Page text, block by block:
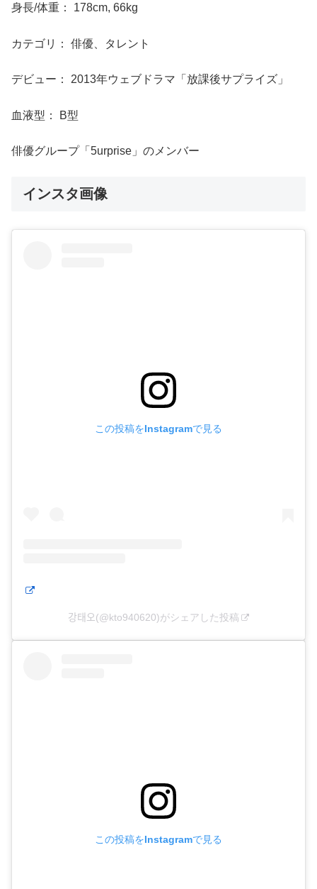
身長/体重： 178cm, 66kg
カテゴリ： 俳優、タレント
デビュー： 2013年ウェブドラマ「放課後サプライズ」
血液型： B型
俳優グループ「5urprise」のメンバー
インスタ画像
この投稿をInstagramで見る
강태오(@kto940620)がシェアした投稿
この投稿をInstagramで見る